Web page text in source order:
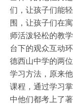
们，让孩子们能
围，让孩子们在
师活泼轻松的教
台下的观众互动
德西山中学的两
学习方法，原来
课程，通过学习
中他们都考上了